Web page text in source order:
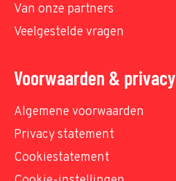
Van onze partners
Veelgestelde vragen
Voorwaarden & privacy
Algemene voorwaarden
Privacy statement
Cookiestatement